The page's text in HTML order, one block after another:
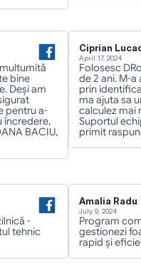
bine
Deși am
pentru a-
încredere,
BACIU,
Ciprian
April 17, 2024
Folosesc
de 2 ani. M-
prin
ma ajuta sa
calculez mai
Suportul
primit
-
tehnic
Amalia Radu
July 9, 2024
Program
gestionezi
rapid și